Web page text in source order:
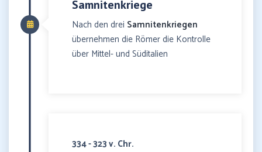
Samnitenkriege
Nach den drei Samnitenkriegen
übernehmen die Römer die Kontrolle
über Mittel- und Süditalien
334 - 323 v. Chr.